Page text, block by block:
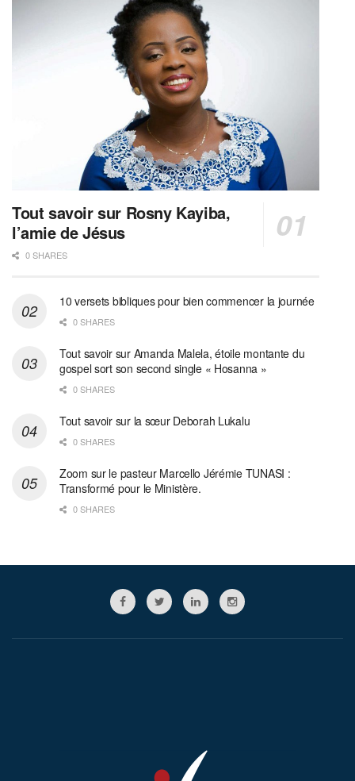
Tout savoir sur Rosny Kayiba,
l’amie de Jésus
0 SHARES
10 versets bibliques pour bien commencer la journée
0 SHARES
Tout savoir sur Amanda Malela, étoile montante du
gospel sort son second single « Hosanna »
0 SHARES
Tout savoir sur la sœur Deborah Lukalu
0 SHARES
Zoom sur le pasteur Marcello Jérémie TUNASI :
Transformé pour le Ministère.
0 SHARES